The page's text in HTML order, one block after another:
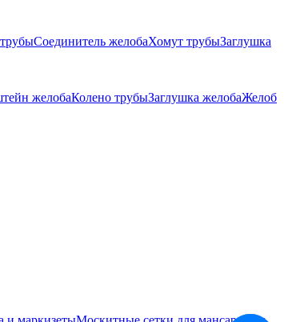
Соединитель желобаХомут трубыЗаглушка
желобаКолено трубыЗаглушка желобаЖелоб